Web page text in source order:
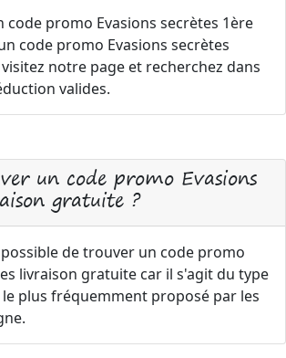
promo Evasions secrètes 1ère
code promo Evasions secrètes
notre page et recherchez dans
valides.
un code promo Evasions
gratuite ?
de trouver un code promo
livraison gratuite car il s'agit du type
plus fréquemment proposé par les